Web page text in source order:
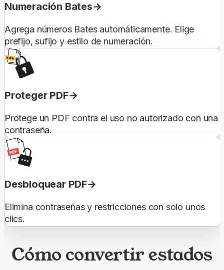
Numeración Bates
Agrega números Bates automáticamente. Elige
prefijo, sufijo y estilo de numeración.
Proteger PDF
Protege un PDF contra el uso no autorizado con una
contraseña.
Desbloquear PDF
Elimina contraseñas y restricciones con solo unos
clics.
Cómo convertir estados